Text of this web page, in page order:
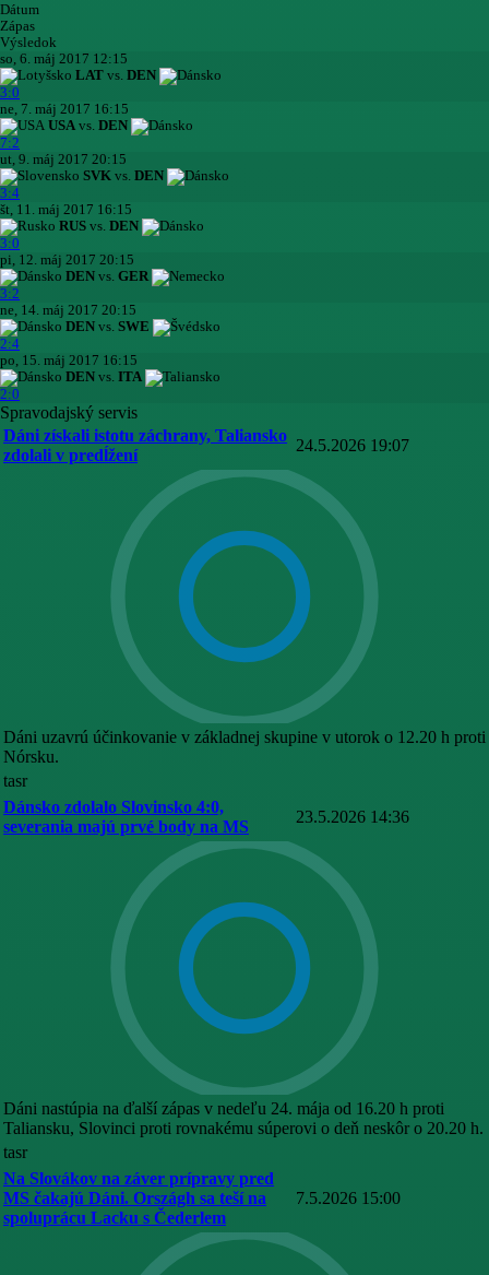
Dátum
Zápas
Výsledok
so, 6. máj 2017 12:15
LAT vs. DEN
3:0
ne, 7. máj 2017 16:15
USA vs. DEN
7:2
ut, 9. máj 2017 20:15
SVK vs. DEN
3:4
št, 11. máj 2017 16:15
RUS vs. DEN
3:0
pi, 12. máj 2017 20:15
DEN vs. GER
3:2
ne, 14. máj 2017 20:15
DEN vs. SWE
2:4
po, 15. máj 2017 16:15
DEN vs. ITA
2:0
Spravodajský servis
Dáni získali istotu záchrany, Taliansko
zdolali v predĺžení
24.5.2026 19:07
Dáni uzavrú účinkovanie v základnej skupine v utorok o 12.20 h proti
Nórsku.
tasr
Dánsko zdolalo Slovinsko 4:0,
severania majú prvé body na MS
23.5.2026 14:36
Dáni nastúpia na ďalší zápas v nedeľu 24. mája od 16.20 h proti
Taliansku, Slovinci proti rovnakému súperovi o deň neskôr o 20.20 h.
tasr
Na Slovákov na záver prípravy pred
MS čakajú Dáni. Országh sa teší na
spoluprácu Lacku s Čederlem
7.5.2026 15:00